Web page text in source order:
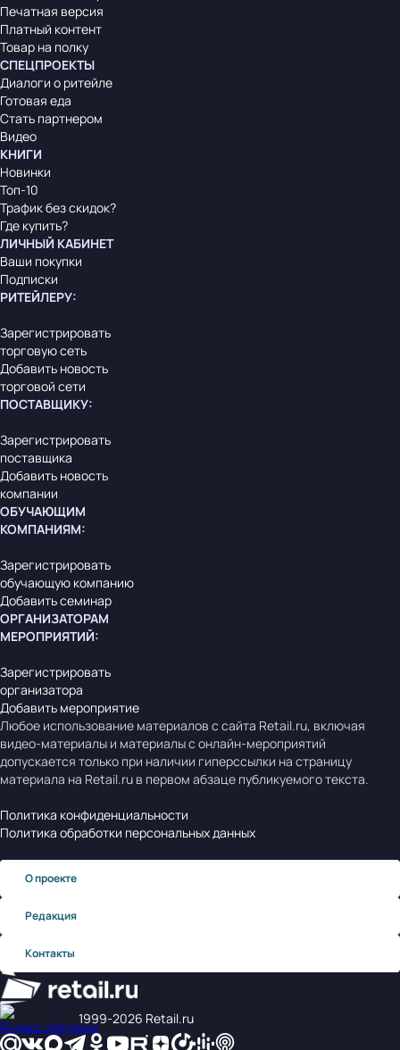
Печатная версия
Платный контент
Товар на полку
СПЕЦПРОЕКТЫ
Диалоги о ритейле
Готовая еда
Стать партнером
Видео
КНИГИ
Новинки
Топ-10
Трафик без скидок?
Где купить?
ЛИЧНЫЙ КАБИНЕТ
Ваши покупки
Подписки
РИТЕЙЛЕРУ:
Зарегистрировать
торговую сеть
Добавить новость
торговой сети
ПОСТАВЩИКУ:
Зарегистрировать
поставщика
Добавить новость
компании
ОБУЧАЮЩИМ
КОМПАНИЯМ:
Зарегистрировать
обучающую компанию
Добавить семинар
ОРГАНИЗАТОРАМ
МЕРОПРИЯТИЙ:
Зарегистрировать
организатора
Добавить мероприятие
Любое использование материалов с сайта Retail.ru, включая
видео-материалы и материалы с онлайн-мероприятий
допускается только при наличии гиперссылки на страницу
материала на Retail.ru в первом абзаце публикуемого текста.
Политика конфиденциальности
Политика обработки персональных данных
О проекте
Редакция
Контакты
1999‑2026 Retail.ru